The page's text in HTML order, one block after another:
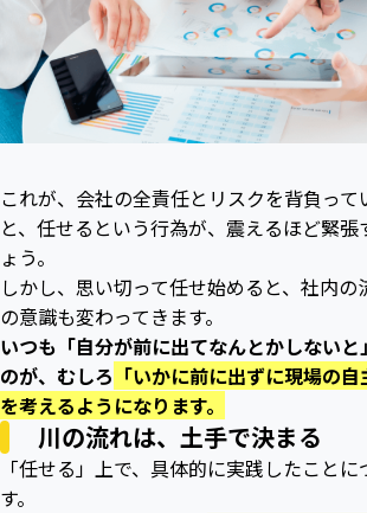
これが、会社の全責任とリスクを背負って
と、任せるという行為が、震えるほど緊
ょう。
しかし、思い切って任せ始めると、社内
の意識も変わってきます。
いつも「自分が前に出てなんとかしない
のが、むしろ 「いかに前に出ずに現場の自
を考えるようになります。
川の流れは、土手で決まる
「任せる」上で、具体的に実践したこと
す。